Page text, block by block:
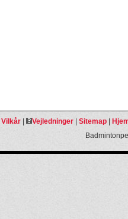
Vilkår| Vejledninger| Sitemap|